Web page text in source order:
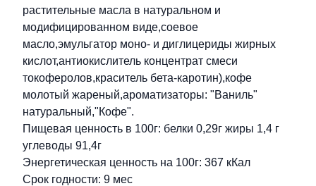
растительные масла в натуральном и
модифицированном виде,соевое
масло,эмульгатор моно- и диглицериды жирных
кислот,антиокислитель концентрат смеси
токоферолов,краситель бета-каротин),кофе
молотый жареный,ароматизаторы: "Ваниль"
натуральный,"Кофе".
Пищевая ценность в 100г: белки 0,29г жиры 1,4 г
углеводы 91,4г
Энергетическая ценность на 100г: 367 кКал
Срок годности: 9 мес